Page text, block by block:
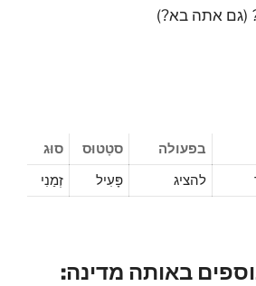
(גם אתה בא?)
בפעולה סטָטוּס
סוּג
להציג פָּעִיל זְמַנִי
באותה מדינה: